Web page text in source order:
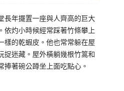
長年擺置一座與人齊高的巨大
依灼小時候經常踩著竹條攀上
樣的乾蝦皮。他也常常躲在屋
捉迷藏。屋外橫躺幾根竹篙和
捧著碗公蹲坐上面吃點心。